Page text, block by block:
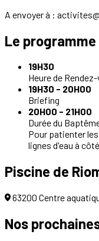
A envoyer à :
Le programme
19H30
Heure de
19H30 - 20H00
Briefing
20H00 - 21H00
Durée du
Pour patienter
lignes d'eau à
Piscine de
63200 Centre
Nos